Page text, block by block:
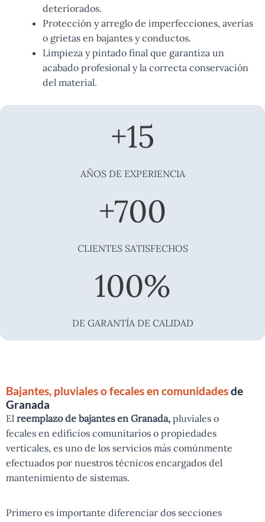
deteriorados.
Protección y arreglo de imperfecciones, averías
o grietas en bajantes y conductos.
Limpieza y pintado final que garantiza un
acabado profesional y la correcta conservación
del material.
+15
AÑOS DE EXPERIENCIA
+700
CLIENTES SATISFECHOS
100%
DE GARANTÍA DE CALIDAD
Bajantes, pluviales o fecales en comunidadesde
Granada
El reemplazo de bajantes en Granada, pluviales o
fecales en edificios comunitarios o propiedades
verticales, es uno de los servicios más comúnmente
efectuados por nuestros técnicos encargados del
mantenimiento de sistemas.
Primero es importante diferenciar dos secciones